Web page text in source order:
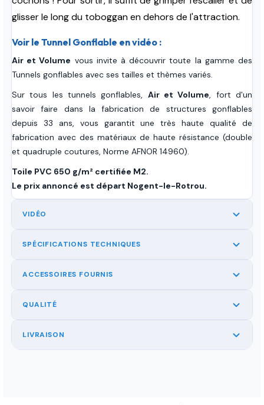
glisser le long du toboggan en dehors de l'attraction.
Voir le Tunnel Gonflable en vidéo :
Air et Volume vous invite à découvrir toute la gamme des
Tunnels gonflables avec ses tailles et thèmes variés.
Sur tous les tunnels gonflables, Air et Volume, fort d'un
savoir faire dans la fabrication de structures gonflables
depuis 33 ans, vous garantit une très haute qualité de
fabrication avec des matériaux de haute résistance (double
et quadruple coutures, Norme AFNOR 14960).
Toile PVC 650 g/m² certifiée M2.
Le prix annoncé est départ Nogent-le-Rotrou.
VIDÉO
SPÉCIFICATIONS TECHNIQUES
ACCESSOIRES FOURNIS
QUALITÉ
LIVRAISON